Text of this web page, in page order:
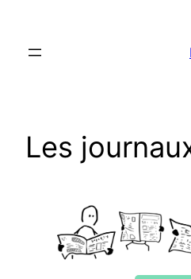
contenu
Les